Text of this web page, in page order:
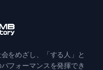
をめざし、「する人」と
フォーマンスを発揮でき